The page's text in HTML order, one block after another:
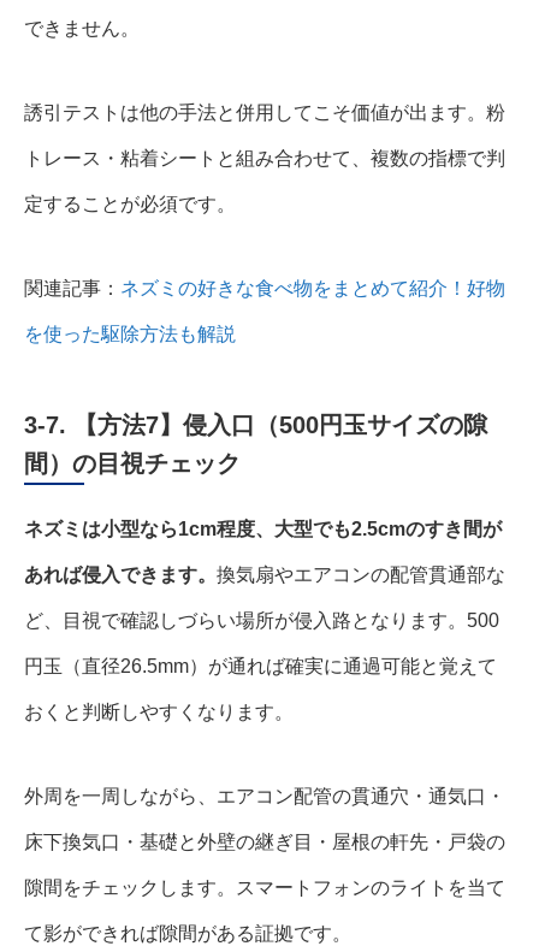
できません。
誘引テストは他の手法と併用してこそ価値が出ます。粉
トレース・粘着シートと組み合わせて、複数の指標で判
定することが必須です。
関連記事： ネズミの好きな食べ物をまとめて紹介！好物
を使った駆除方法も解説
3-7. 【方法7】侵入口（500円玉サイズの隙
間）の目視チェック
ネズミは小型なら1cm程度、大型でも2.5cmのすき間が
あれば侵入できます。 換気扇やエアコンの配管貫通部な
ど、目視で確認しづらい場所が侵入路となります。500
円玉（直径26.5mm）が通れば確実に通過可能と覚えて
おくと判断しやすくなります。
外周を一周しながら、エアコン配管の貫通穴・通気口・
床下換気口・基礎と外壁の継ぎ目・屋根の軒先・戸袋の
隙間をチェックします。スマートフォンのライトを当て
て影ができれば隙間がある証拠です。